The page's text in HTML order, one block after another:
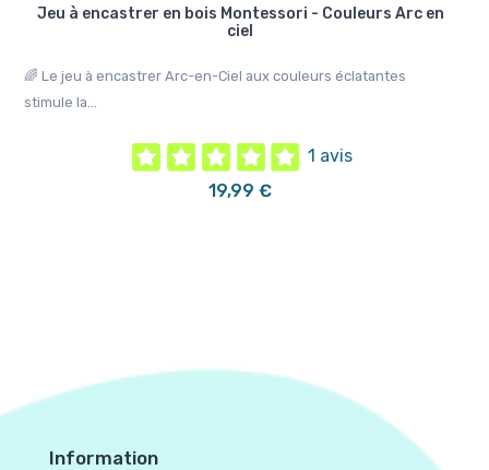
Jeu à encastrer en bois Montessori - Couleurs Arc en
ciel
🌈 Le jeu à encastrer Arc-en-Ciel aux couleurs éclatantes
stimule la...
1 avis
19,99 €
Information